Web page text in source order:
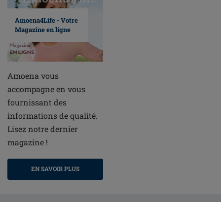
Amoena4Life - Votre
Magazine en ligne
Amoena vous
accompagne en vous
fournissant des
informations de qualité.
Lisez notre dernier
magazine !
EN SAVOIR PLUS